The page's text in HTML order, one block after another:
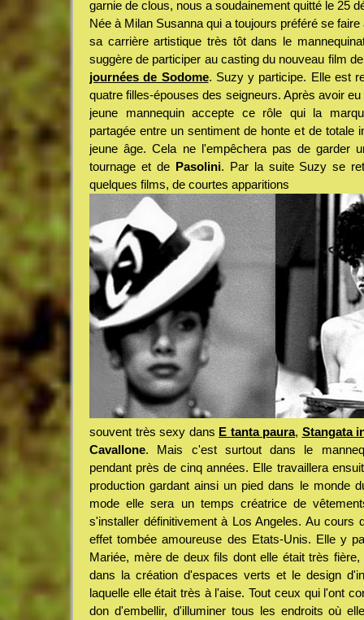
garnie de clous, nous a soudainement quitté le 25
Née à Milan Susanna qui a toujours préféré se
sa carrière artistique très tôt dans le
suggère de participer au casting du nouveau film
journées de Sodome. Suzy y participe. Elle est
quatre filles-épouses des seigneurs. Après avoir
jeune mannequin accepte ce rôle qui la
partagée entre un sentiment de honte et de totale
jeune âge. Cela ne l'empêchera pas de garder
tournage et de Pasolini. Par la suite Suzy se
quelques films, de courtes apparitions
souvent très sexy dans E tanta paura, Stangata
Cavallone. Mais c'est surtout dans le
pendant près de cinq années. Elle travaillera
production gardant ainsi un pied dans le monde
mode elle sera un temps créatrice de
s'installer définitivement à Los Angeles. Au cours
effet tombée amoureuse des Etats-Unis. Elle y
Mariée, mère de deux fils dont elle était très
dans la création d'espaces verts et le design
laquelle elle était très à l'aise. Tout ceux qui l'ont
don d'embellir, d'illuminer tous les endroits où